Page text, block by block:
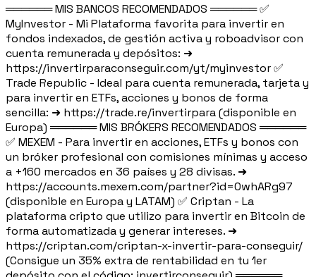
══════ MIS BANCOS RECOMENDADOS ══════ ✅
MyInvestor - Mi Plataforma favorita para invertir en
fondos indexados, de gestión activa y roboadvisor con
cuenta remunerada y depósitos: ➜
https://invertirparaconseguir.com/yt/myinvestor ✅
Trade Republic - Ideal para cuenta remunerada, tarjeta y
para invertir en ETFs, acciones y bonos de forma
sencilla: ➜ https://trade.re/invertirpara (disponible en
Europa) ══════ MIS BRÓKERS RECOMENDADOS ══════
✅ MEXEM - Para invertir en acciones, ETFs y bonos con
un bróker profesional con comisiones mínimas y acceso
a +160 mercados en 36 países y 28 divisas. ➜
https://accounts.mexem.com/partner?id=0whARg97
(disponible en Europa y LATAM) ✅ Criptan - La
plataforma cripto que utilizo para invertir en Bitcoin de
forma automatizada y generar intereses. ➜
https://criptan.com/criptan-x-invertir-para-conseguir/
(Consigue un 35% extra de rentabilidad en tu 1er